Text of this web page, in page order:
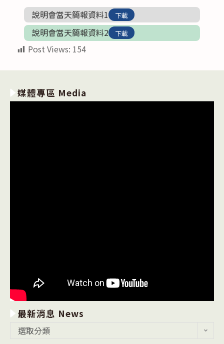
說明會當天簡報資料1
下載
說明會當天簡報資料2 下載
Post Views: 154
媒體專區 Media
最新消息 News
選取分類